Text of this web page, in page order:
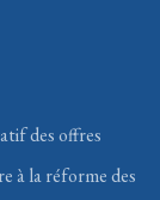
des offres
à la réforme des